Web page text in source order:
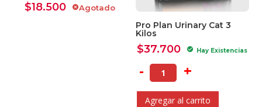
$18.500 cancelAgotado
Pro Plan Urinary Cat 3
Kilos
$37.700 check_circle Hay Existencias
- +
Agregar al carrito